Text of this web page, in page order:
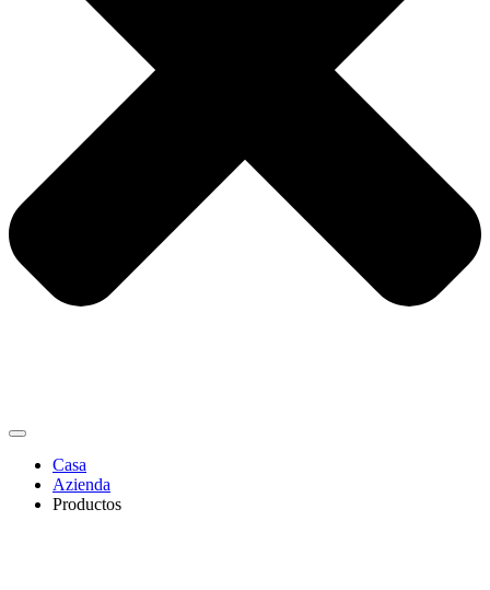
Casa
Azienda
Productos